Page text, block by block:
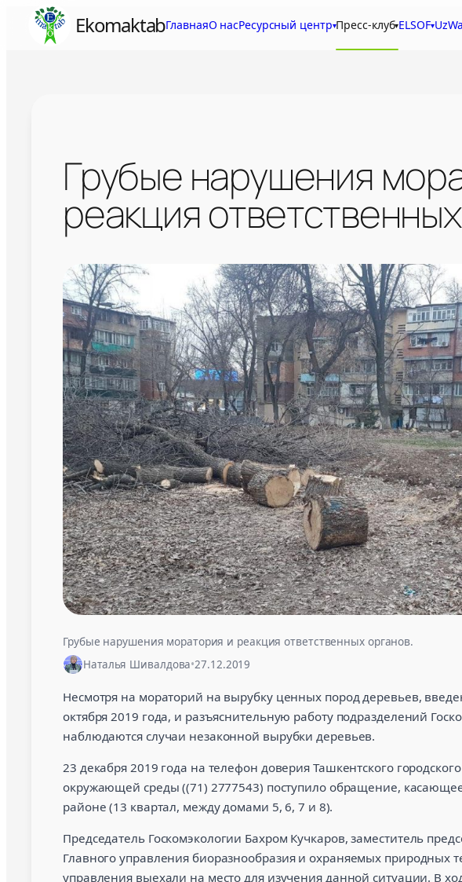
Skip
EkomaktabГлавнаяО насРесурсный центр▾Пресс-клуб▾ELSOF▾
Грубые нарушения
реакция
Грубые нарушения моратория и реакция ответственных органов.
Наталья Шивалдова•27.12.2019
Несмотря на мораторий на вырубку ценных пород деревьев,
октября 2019 года, и разъяснительную работу подразделений
наблюдаются случаи незаконной вырубки деревьев.
23 декабря 2019 года на телефон доверия Ташкентского
окружающей среды ((71) 2777543) поступило обращение,
районе (13 квартал, между домами 5, 6, 7 и 8).
Председатель Госкомэкологии Бахром Кучкаров, заместитель
Главного управления биоразнообразия и охраняемых природных
управления выехали на место для изучения данной ситуации. В